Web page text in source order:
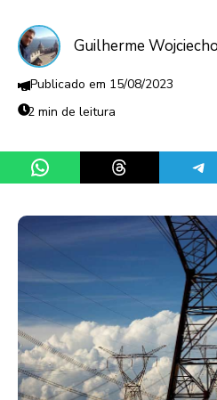
Guilherme
15/08/2023
2 min de leitura
Share on WhatsAppShare on Threads